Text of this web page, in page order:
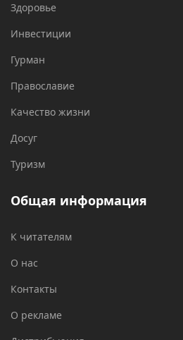
Здоровье
Инвестиции
Гурман
Православие
Качество жизни
Досуг
Туризм
Общая информация
К читателям
О нас
Контакты
О рекламе